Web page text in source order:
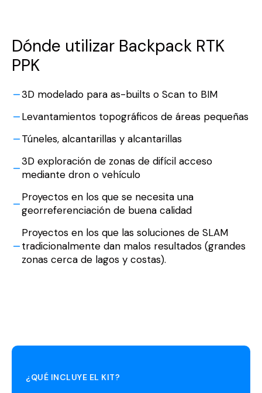
Dónde utilizar Backpack RTK
PPK
3D modelado para as-builts o Scan to BIM
Levantamientos topográficos de áreas pequeñas
Túneles, alcantarillas y alcantarillas
3D exploración de zonas de difícil acceso
mediante dron o vehículo
Proyectos en los que se necesita una
georreferenciación de buena calidad
Proyectos en los que las soluciones de SLAM
tradicionalmente dan malos resultados (grandes
zonas cerca de lagos y costas).
¿QUÉ INCLUYE EL KIT?